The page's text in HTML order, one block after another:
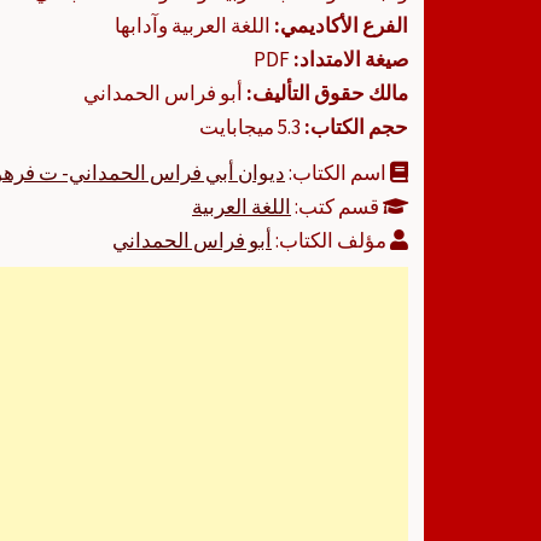
الفرع الأكاديمي: اللغة العربية وآدابها
صيغة الامتداد:
مالك حقوق التأليف: أبو فراس الحمداني
حجم الكتاب:
اسم الكتاب:ديوان أبي فراس الحمداني- ت
قسم كتب:اللغة العربية
مؤلف الكتاب:أبو فراس الحمداني